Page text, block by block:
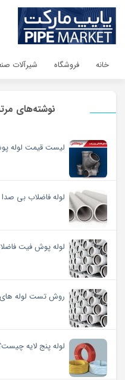
خانه فروشگاه شیرآلات
نوشته‌های
لیست قیمت لوله
لوله فاضلاب بی صدا
لوله پوش فیت
روش تست لوله
لوله پنج لایه